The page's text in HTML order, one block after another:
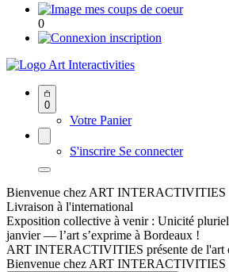
0
Art Interactivities
0
Votre Panier
S'inscrire Se connecter
Bienvenue chez ART INTERACTIVITIES
Livraison à l'international
Exposition collective à venir : Unicité
janvier — l’art s’exprime à Bordeaux !
ART INTERACTIVITIES présente de l'art
Bienvenue chez ART INTERACTIVITIES